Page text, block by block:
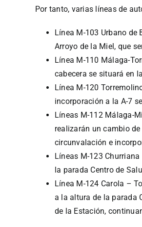
Por tanto, varias líneas de
Línea M-103 Urbano de
Arroyo de la Miel, que
Línea M-110 Málaga-
cabecera se situará en
Línea M-120
incorporación a la A-7
Líneas M-112 Málaga-
realizarán un cambio
circunvalación e
Líneas M-123
la parada Centro de
Línea M-124 Carola –
a la altura de la parada
de la Estación,